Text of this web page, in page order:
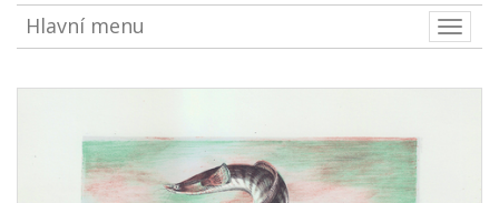
Toggle
Hlavní menu